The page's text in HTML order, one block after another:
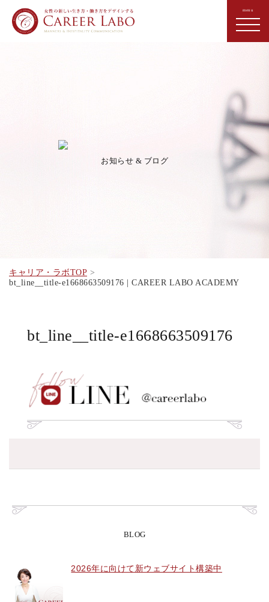
お知らせ & ブログ
キャリア・ラボTOP
bt_line__title-e1668663509176 | CAREER LABO ACADEMY
bt_line__title-e1668663509176
BLOG
2026年に向けて新ウェブサイト構築中